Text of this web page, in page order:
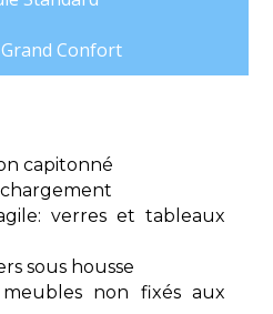
Confort
capitonné
verres et tableaux
sous housse
non fixés aux